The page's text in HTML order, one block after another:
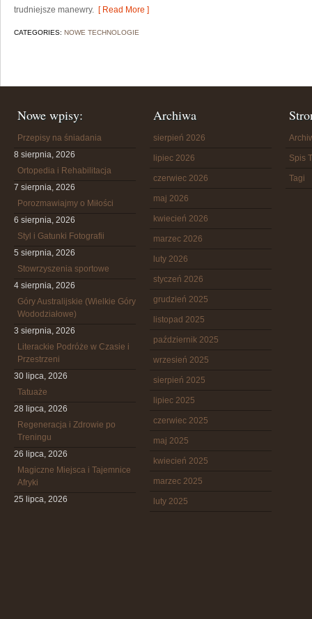
trudniejsze manewry. [ Read More ]
CATEGORIES: NOWE TECHNOLOGIE
Nowe wpisy:
Przepisy na śniadania
8 sierpnia, 2026
Ortopedia i Rehabilitacja
7 sierpnia, 2026
Porozmawiajmy o Miłości
6 sierpnia, 2026
Styl i Gatunki Fotografii
5 sierpnia, 2026
Stowrzyszenia sportowe
4 sierpnia, 2026
Góry Australijskie (Wielkie Góry
Wododziałowe)
3 sierpnia, 2026
Literackie Podróże w Czasie i
Przestrzeni
30 lipca, 2026
Tatuaże
28 lipca, 2026
Regeneracja i Zdrowie po
Treningu
26 lipca, 2026
Magiczne Miejsca i Tajemnice
Afryki
25 lipca, 2026
Archiwa
sierpień 2026
lipiec 2026
czerwiec 2026
maj 2026
kwiecień 2026
marzec 2026
luty 2026
styczeń 2026
grudzień 2025
listopad 2025
październik 2025
wrzesień 2025
sierpień 2025
lipiec 2025
czerwiec 2025
maj 2025
kwiecień 2025
marzec 2025
luty 2025
Spis
Tagi